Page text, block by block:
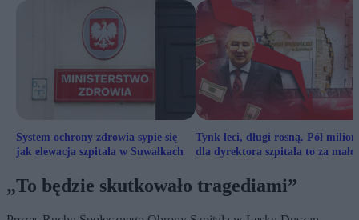
System ochrony zdrowia sypie się
jak elewacja szpitala w Suwałkach
Tynk leci, długi rosną. Pół
dla dyrektora szpitala to za
„To będzie skutkowało tragediami”